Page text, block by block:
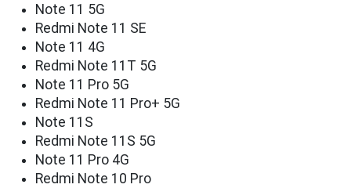
Note 11 5G
Redmi Note 11 SE
Note 11 4G
Redmi Note 11T 5G
Note 11 Pro 5G
Redmi Note 11 Pro+ 5G
Note 11S
Redmi Note 11S 5G
Note 11 Pro 4G
Redmi Note 10 Pro